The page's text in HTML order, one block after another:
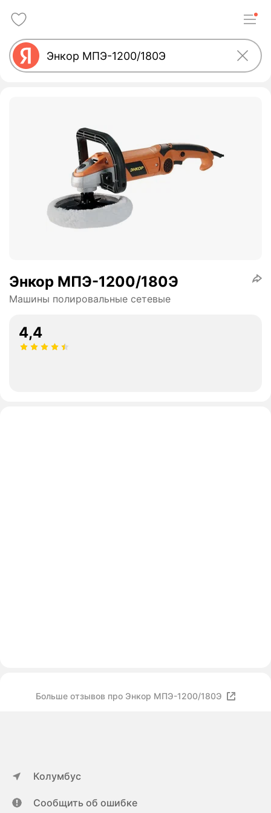
Энкор МПЭ-1200/180Э
Машины полировальные сетевые
4,4
Больше отзывов про Энкор МПЭ-1200/180Э
Колумбус
Сообщить об ошибке